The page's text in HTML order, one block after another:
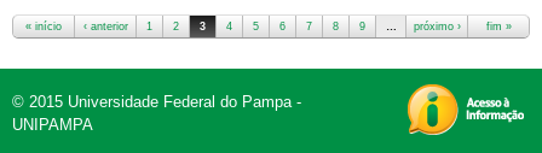
« início ‹ anterior 1 2 3 4 5 6 7 8 9 … próximo › fim »
© 2015 Universidade Federal do Pampa -
UNIPAMPA